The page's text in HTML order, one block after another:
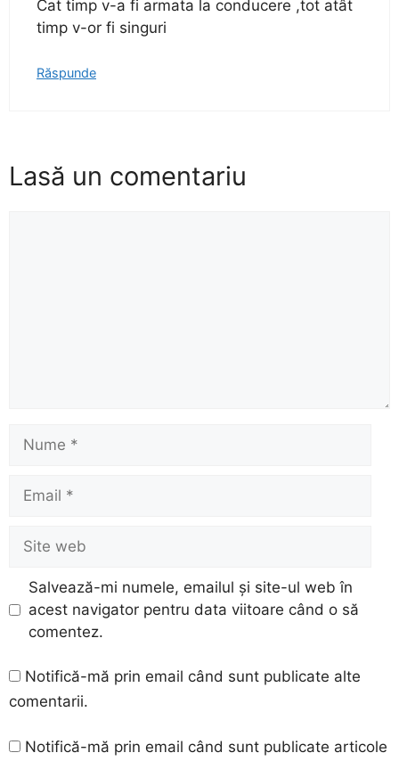
Cat timp v-a fi armata la conducere ,tot atât
timp v-or fi singuri
Răspunde
Lasă un comentariu
web
Salvează-mi numele, emailul și site-ul web în
acest navigator pentru data viitoare când o să
comentez.
Notifică-mă prin email când sunt publicate alte
comentarii.
Notifică-mă prin email când sunt publicate articole